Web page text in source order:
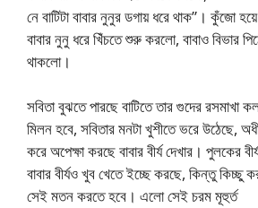
নে বাটিটা বাবার নুনুর ডগায় ধরে থাক”। কুঁজো
বাবার নুনু ধরে খিঁচতে শুরু করলো, বাবাও বিভার
থাকলো।
সবিতা বুঝতে পারছে বাটিতে তার গুদের রসমাখা
মিলন হবে, সবিতার মনটা খুশীতে ভরে উঠেছে,
করে অপেক্ষা করছে বাবার বীর্য দেখার। পুলকের
বাবার বীর্যও খুব খেতে ইচ্ছে করছে, কিন্তু কিচ্ছু
সেই মতন করতে হবে। এলো সেই চরম মূহুর্ত